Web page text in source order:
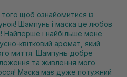
щоб ознайомитися із
Шампунь і маска це любов
Найперше і найбільше мене
квітковий аромат, який
миття. Шампунь добре
та живлення мого
Маска має дуже потужний